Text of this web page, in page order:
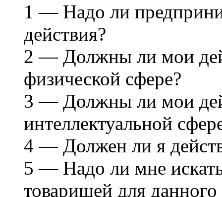
1 — Надо ли
действия?
2 — Должны ли мои
физической сфере?
3 — Должны ли мои
интеллектуальной
4 — Должен ли я
5 — Надо ли мне
товарищей для данного